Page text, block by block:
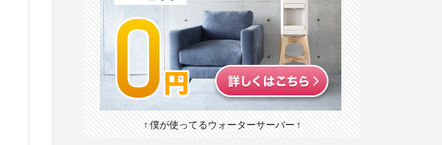
↑ 僕が使ってるウォーターサーバー ↑